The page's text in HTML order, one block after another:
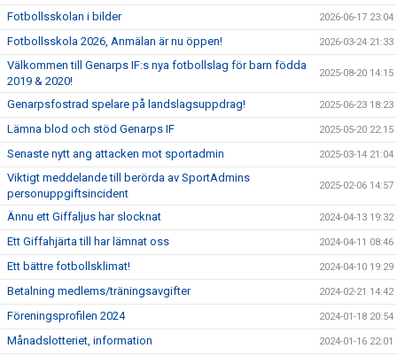
Fotbollsskolan i bilder 2026-06-17 23:04
Fotbollsskola 2026, Anmälan är nu öppen! 2026-03-24 21:33
Välkommen till Genarps IF:s nya fotbollslag för barn födda
2019 & 2020!
2025-08-20 14:15
Genarpsfostrad spelare på landslagsuppdrag! 2025-06-23 18:23
Lämna blod och stöd Genarps IF 2025-05-20 22:15
Senaste nytt ang attacken mot sportadmin 2025-03-14 21:04
Viktigt meddelande till berörda av SportAdmins
personuppgiftsincident
2025-02-06 14:57
Ännu ett Giffaljus har slocknat 2024-04-13 19:32
Ett Giffahjärta till har lämnat oss 2024-04-11 08:46
Ett bättre fotbollsklimat! 2024-04-10 19:29
Betalning medlems/träningsavgifter 2024-02-21 14:42
Föreningsprofilen 2024 2024-01-18 20:54
Månadslotteriet, information 2024-01-16 22:01